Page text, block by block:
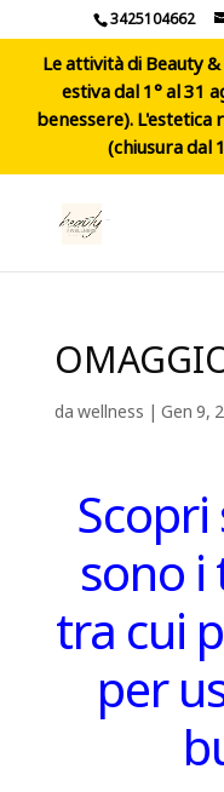
3425104662
Le attività di Beauty
estiva dal 1° al 31
benessere).
(chiusura dal
dawellness | Gen 9,
sono
tra cui
per